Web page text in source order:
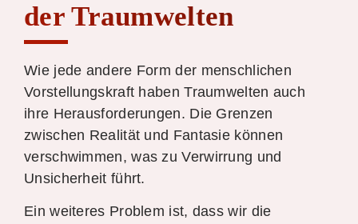
der Traumwelten
Wie jede andere Form der menschlichen
Vorstellungskraft haben Traumwelten auch
ihre Herausforderungen. Die Grenzen
zwischen Realität und Fantasie können
verschwimmen, was zu Verwirrung und
Unsicherheit führt.
Ein weiteres Problem ist, dass wir die